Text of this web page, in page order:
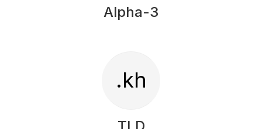
Alpha-3
.kh